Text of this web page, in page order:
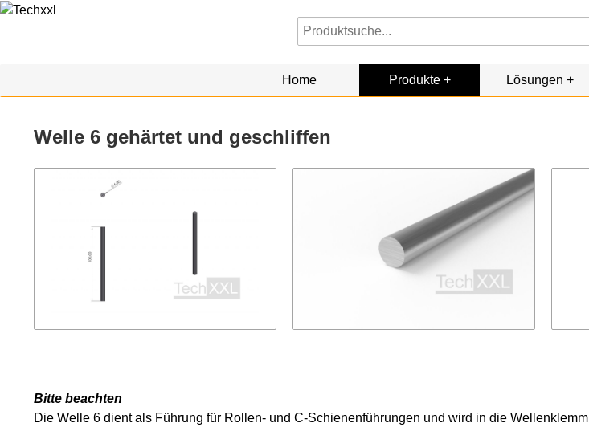
Home Produkte Lösungen
Welle 6 gehärtet und geschliffen
Bitte beachten
Die Welle 6 dient als Führung für Rollen- und C-Schienenführungen und wird in die